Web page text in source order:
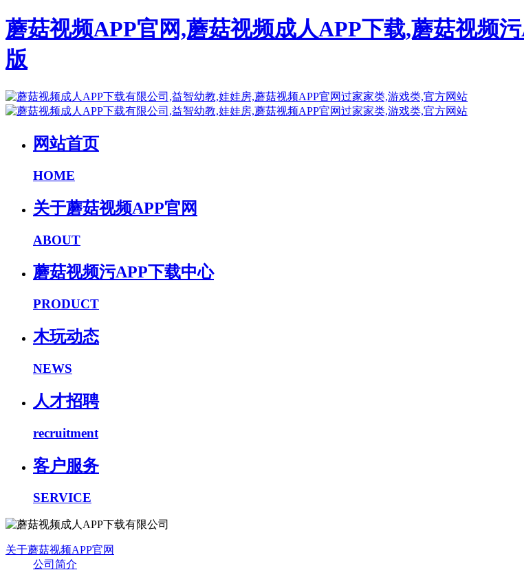
蘑菇视频APP官网,蘑菇视频成人APP下载,蘑菇视频
版
网站首页
HOME
关于蘑菇视频APP官网
ABOUT
蘑菇视频污APP下载中心
PRODUCT
木玩动态
NEWS
人才招聘
recruitment
客户服务
SERVICE
关于蘑菇视频APP官网
公司简介